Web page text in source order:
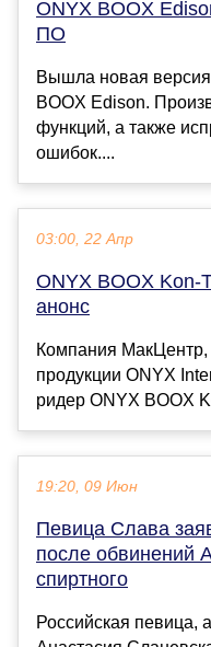
ONYX BOOX
ПО
Вышла новая
BOOX Edison.
функций, а также
ошибок....
03:00, 22 Апр
ONYX BOOX
анонс
Компания МакЦентр,
продукции ONYX
ридер ONYX BOOX
19:20, 09 Июн
Певица Слава
после обвинений
спиртного
Российская певица,